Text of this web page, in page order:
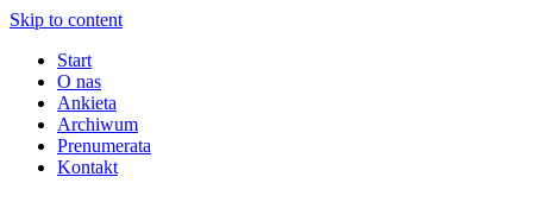
Skip to content
Start
O nas
Ankieta
Archiwum
Prenumerata
Kontakt